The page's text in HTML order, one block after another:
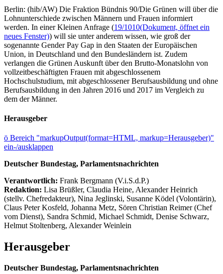
Berlin: (hib/AW) Die Fraktion Bündnis 90/Die Grünen will über die
Lohnunterschiede zwischen Männern und Frauen informiert
werden. In einer Kleinen Anfrage (19/1010(Dokument, öffnet ein
neues Fenster)) will sie unter anderem wissen, wie groß der
sogenannte Gender Pay Gap in den Staaten der Europäischen
Union, in Deutschland und den Bundesländern ist. Zudem
verlangen die Grünen Auskunft über den Brutto-Monatslohn von
vollzeitbeschäftigten Frauen mit abgeschlossenem
Hochschulstudium, mit abgeschlossener Berufsausbildung und ohne
Berufsausbildung in den Jahren 2016 und 2017 im Vergleich zu
dem der Männer.
Herausgeber
ö Bereich "markupOutput(format=HTML, markup=Herausgeber)"
ein-/ausklappen
Deutscher Bundestag, Parlamentsnachrichten
Verantwortlich: Frank Bergmann (V.i.S.d.P.)
Redaktion: Lisa Brüßler, Claudia Heine, Alexander Heinrich
(stellv. Chefredakteur), Nina Jeglinski, Susanne Ködel (Volontärin),
Claus Peter Kosfeld, Johanna Metz, Sören Christian Reimer (Chef
vom Dienst), Sandra Schmid, Michael Schmidt, Denise Schwarz,
Helmut Stoltenberg, Alexander Weinlein
Herausgeber
Deutscher Bundestag, Parlamentsnachrichten